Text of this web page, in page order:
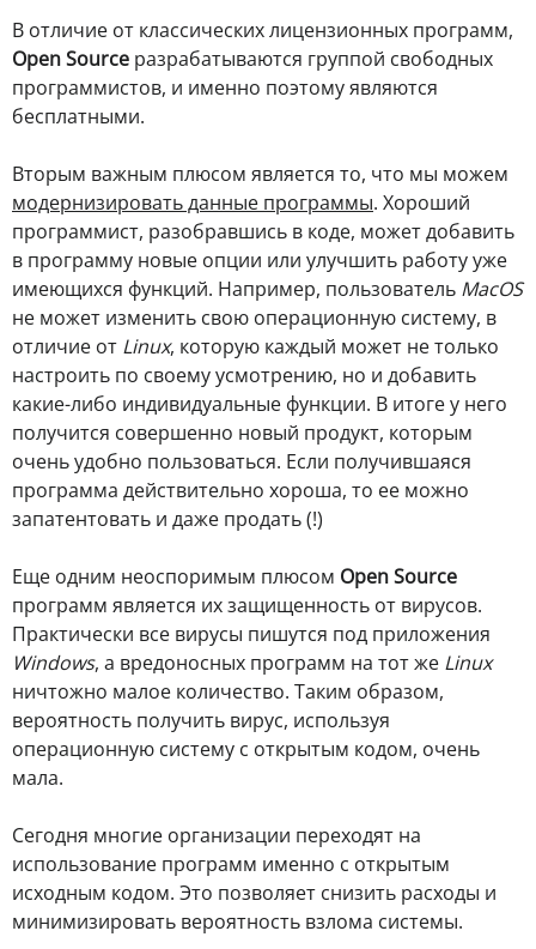
В отличие от классических лицензионных программ,
Open Source разрабатываются группой свободных
программистов, и именно поэтому являются
бесплатными.
Вторым важным плюсом является то, что мы можем
модернизировать данные программы. Хороший
программист, разобравшись в коде, может добавить
в программу новые опции или улучшить работу уже
имеющихся функций. Например, пользователь MacOS
не может изменить свою операционную систему, в
отличие от Linux, которую каждый может не только
настроить по своему усмотрению, но и добавить
какие-либо индивидуальные функции. В итоге у него
получится совершенно новый продукт, которым
очень удобно пользоваться. Если получившаяся
программа действительно хороша, то ее можно
запатентовать и даже продать (!)
Еще одним неоспоримым плюсом Open Source
программ является их защищенность от вирусов.
Практически все вирусы пишутся под приложения
Windows, а вредоносных программ на тот же Linux
ничтожно малое количество. Таким образом,
вероятность получить вирус, используя
операционную систему с открытым кодом, очень
мала.
Сегодня многие организации переходят на
использование программ именно с открытым
исходным кодом. Это позволяет снизить расходы и
минимизировать вероятность взлома системы.